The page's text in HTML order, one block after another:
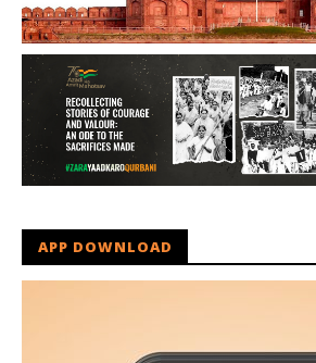
APP DOWNLOAD